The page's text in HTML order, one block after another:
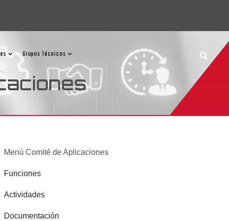
Grupos Técnicos
Menú Comité de Aplicaciones
Funciones
Actividades
Documentación